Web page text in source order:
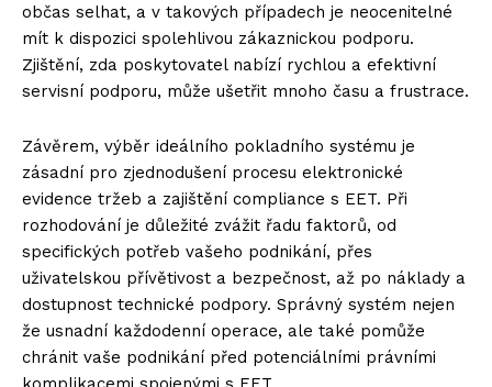
občas selhat, a v takových případech je neocenitelné
mít k dispozici spolehlivou zákaznickou podporu.
Zjištění, zda poskytovatel nabízí rychlou a efektivní
servisní podporu, může ušetřit mnoho času a frustrace.
Závěrem, výběr ideálního pokladního systému je
zásadní pro zjednodušení procesu elektronické
evidence tržeb a zajištění compliance s EET. Při
rozhodování je důležité zvážit řadu faktorů, od
specifických potřeb vašeho podnikání, přes
uživatelskou přívětivost a bezpečnost, až po náklady a
dostupnost technické podpory. Správný systém nejen
že usnadní každodenní operace, ale také pomůže
chránit vaše podnikání před potenciálními právními